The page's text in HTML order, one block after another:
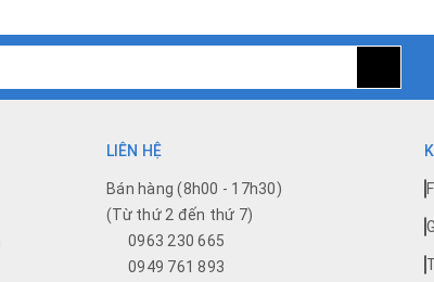
LIÊN HỆ
Bán hàng (8h00 - 17h30)
(Từ thứ 2 đến thứ 7)
0963 230 665
0949 761 893